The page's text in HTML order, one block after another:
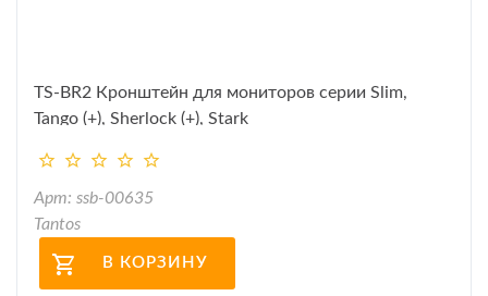
TS-BR2 Кронштейн для мониторов серии Slim,
Tango (+), Sherlock (+), Stark
Арт: ssb-00635
Tantos
В КОРЗИНУ